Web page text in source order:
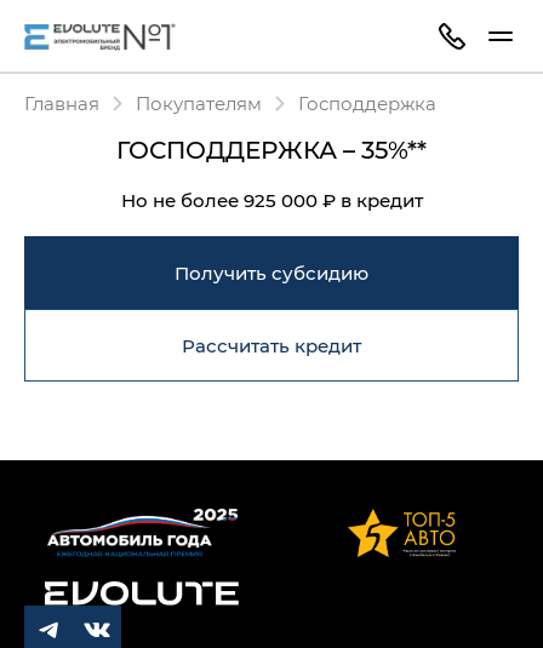
Главная Покупателям Господдержка
ГОСПОДДЕРЖКА – 35%**
Но не более 925 000 ₽ в кредит
Получить субсидию
Рассчитать кредит